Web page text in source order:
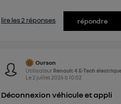
lire les 2 réponses répondre
Ourson
Utilisateur Renault 4 E-Tech
Le 2 juillet 2026à10:02
Déconnexion véhicule et appli